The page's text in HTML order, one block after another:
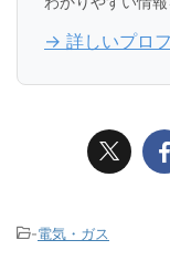
→ 詳しいプロ
-電気・ガス